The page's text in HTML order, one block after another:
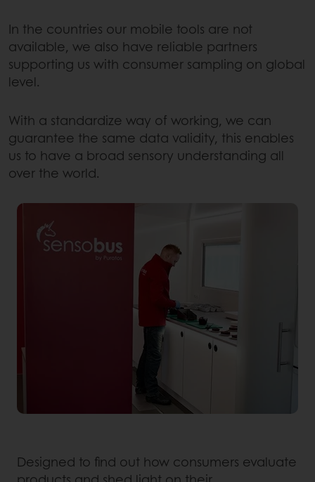
In the countries our mobile tools are not
available, we also have reliable partners
supporting us with consumer sampling on global
level.
With a standardize way of working, we can
guarantee the same data validity, this enables
us to have a broad sensory understanding all
over the world.
Designed to find out how consumers evaluate